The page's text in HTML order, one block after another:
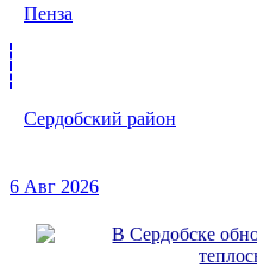
Пенза
Сердобский район
6 Авг 2026